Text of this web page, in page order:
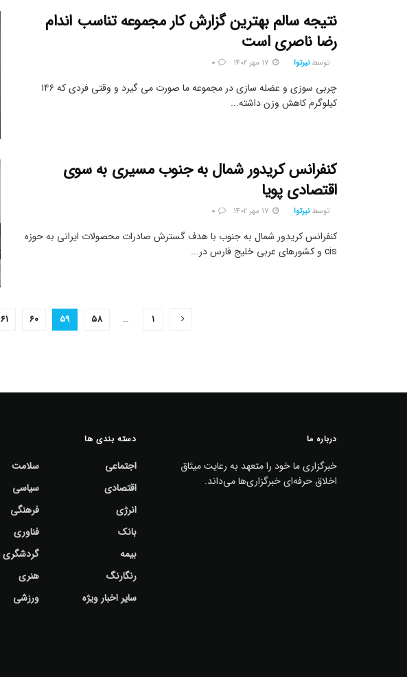
نتیجه سالم بهترین گزارش کار مجموعه تناسب اندام
رضا ناصری است
توسط نیرتوا
چربی سوزی و عضله سازی در مجموعه ما صورت می گیرد و وقتی فردی که ۱۴۶
کیلوگرم کاهش وزن داشته...
کنفرانس کریدور شمال به جنوب مسیری به سوی
اقتصادی پویا
توسط نیرتوا
کنفرانس کریدور شمال به جنوب با هدف گسترش صادرات محصولات ایرانی به حوزه
cis و کشورهای عربی خلیج فارس در...
1
…
58
59
60
61
درباره ما
خبرگزاری ما خود را متعهد به رعایت میثاق
اخلاق حرفه‌ای خبرگزاری‌ها می‌داند.
دسته بندی ها
اجتماعی
اقتصادی
انرژی
بانک
بیمه
رنگارنگ
سایر اخبار ویژه
سلامت
سیاسی
فرهنگی
فناوری
گردشگری
هنری
ورزشی